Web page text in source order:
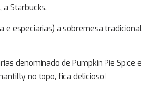
Starbucks.
e especiarias) a sobremesa tradicional
denominado de Pumpkin Pie Spice e
no topo, fica delicioso!